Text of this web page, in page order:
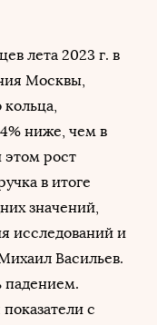
лета 2023 г. в
Москвы,
4% ниже, чем в
этом рост
в итоге
значений,
исследований и
Васильев.
падением.
с